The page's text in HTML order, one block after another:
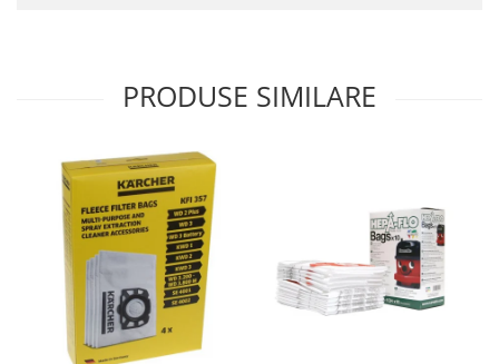
Consumabile sanitare
Igiena dentara
Jucarii, Copii & Bebe
Camera copilului
Hrana bebelusi
Igiena si ingrijire
Jucarii si Jocuri
Maternitate
PRODUSE SIMILARE